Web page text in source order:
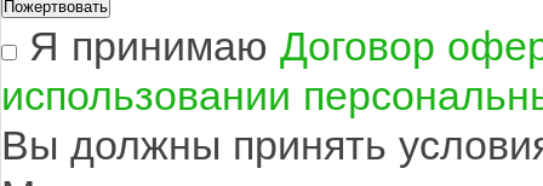
Я принимаю Договор
использовании
Вы должны принять